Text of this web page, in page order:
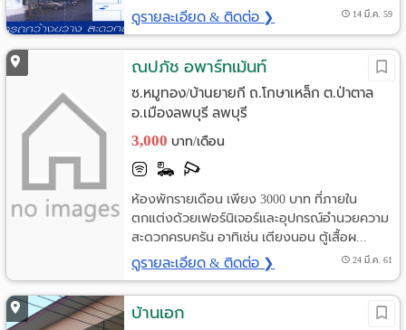
ดูรายละเอียด & ติดต่อ ❯ 14 มี.ค. 59
ณปภัช อพาร์ทเม้นท์
ซ.หมูทอง/บ้านยายกี ถ.โกษาเหล็ก ต.ป่าตาล
อ.เมืองลพบุรี ลพบุรี
3,000 บาท/เดือน
ห้องพักรายเดือน เพียง 3000 บาท ที่ภายใน
ตกแต่งด้วยเฟอร์นิเจอร์และอุปกรณ์อำนวยความ
สะดวกครบครัน อาทิเช่น เตียงนอน ตู้เสื้อผ...
ดูรายละเอียด & ติดต่อ ❯ 24 มี.ค. 61
บ้านเอก